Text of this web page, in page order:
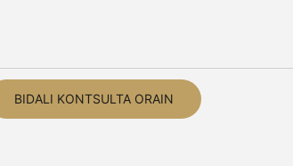
BIDALI KONTSULTA ORAIN